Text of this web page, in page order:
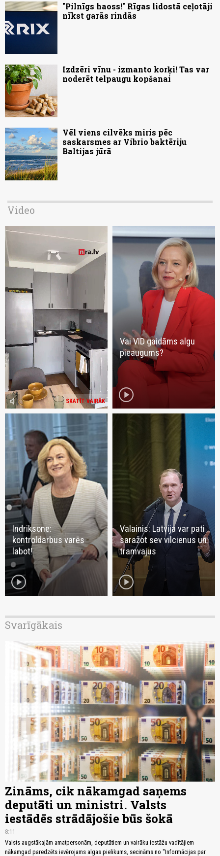
"Pilnīgs haoss!" Rīgas lidostā ceļotāji
nīkst garās rindās
Izdzēri vīnu - izmanto korķi! Tas var
noderēt telpaugu kopšanai
Vēl viens cilvēks miris pēc
saskarsmes ar Vibrio baktēriju
Baltijas jūrā
Video
SKATĪT VAIRĀK
volume_mute
Vai VID gaidāms algu
pieaugums?
play_circle
Indriksone:
kontroldarbus varēs
labot!
play_circle
Valainis: Latvija var pati
saražot sev vilcienus un
tramvajus
play_circle
Svarīgākais
Zināms, cik nākamgad saņems
deputāti un ministri. Valsts
iestādēs strādājošie būs šokā
8:11
Valsts augstākajām amatpersonām, deputātiem un vairāku iestāžu vadītājiem
nākamgad paredzēts ievērojams algas pielikums, secināms no "Informācijas par